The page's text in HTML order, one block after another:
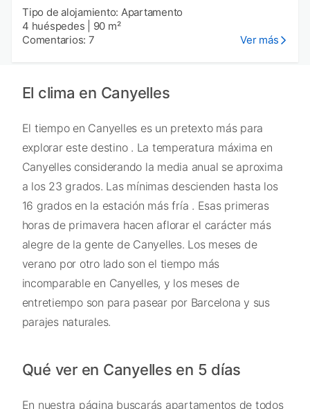
Tipo de alojamiento: Apartamento
4 huéspedes
90 m²
Comentarios: 7
Ver más
El clima en Canyelles
El tiempo en Canyelles es un pretexto más para
explorar este destino . La temperatura máxima en
Canyelles considerando la media anual se aproxima
a los 23 grados. Las mínimas descienden hasta los
16 grados en la estación más fría . Esas primeras
horas de primavera hacen aflorar el carácter más
alegre de la gente de Canyelles. Los meses de
verano por otro lado son el tiempo más
incomparable en Canyelles, y los meses de
entretiempo son para pasear por Barcelona y sus
parajes naturales.
Qué ver en Canyelles en 5 días
En nuestra página buscarás apartamentos de todos